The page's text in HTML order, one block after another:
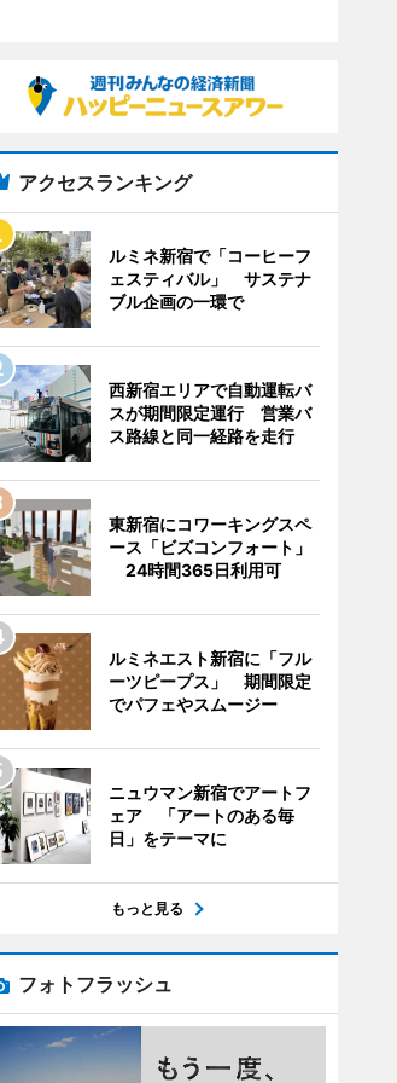
アクセスランキング
ルミネ新宿で「コーヒーフ
ェスティバル」 サステナ
ブル企画の一環で
西新宿エリアで自動運転バ
スが期間限定運行 営業バ
ス路線と同一経路を走行
東新宿にコワーキングスペ
ース「ビズコンフォート」
24時間365日利用可
ルミネエスト新宿に「フル
ーツピープス」 期間限定
でパフェやスムージー
ニュウマン新宿でアートフ
ェア 「アートのある毎
日」をテーマに
もっと見る
フォトフラッシュ